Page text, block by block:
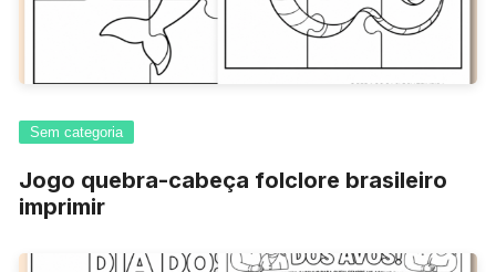
Sem categoria
Jogo quebra-cabeça folclore brasileiro
imprimir